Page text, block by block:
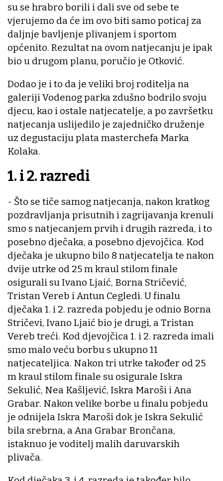
su se hrabro borili i dali sve od sebe te
vjerujemo da će im ovo biti samo poticaj za
daljnje bavljenje plivanjem i sportom
općenito. Rezultat na ovom natjecanju je ipak
bio u drugom planu, poručio je Otković.
Dodao je i to da je veliki broj roditelja na
galeriji Vodenog parka zdušno bodrilo svoju
djecu, kao i ostale natjecatelje, a po završetku
natjecanja uslijedilo je zajedničko druženje
uz degustaciju plata masterchefa Marka
Kolaka.
1. i 2. razredi
- Što se tiče samog natjecanja, nakon kratkog
pozdravljanja prisutnih i zagrijavanja krenuli
smo s natjecanjem prvih i drugih razreda, i to
posebno dječaka, a posebno djevojčica. Kod
dječaka je ukupno bilo 8 natjecatelja te nakon
dvije utrke od 25 m kraul stilom finale
osigurali su Ivano Ljaić, Borna Stričević,
Tristan Vereb i Antun Cegledi. U finalu
dječaka 1. i 2. razreda pobjedu je odnio Borna
Stričevi, Ivano Ljaić bio je drugi, a Tristan
Vereb treći. Kod djevojčica 1. i 2. razreda imali
smo malo veću borbu s ukupno 11
natjecateljica. Nakon tri utrke također od 25
m kraul stilom finale su osigurale Iskra
Sekulić, Nea Kašljević, Iskra Maroši i Ana
Grabar. Nakon velike borbe u finalu pobjedu
je odnijela Iskra Maroši dok je Iskra Sekulić
bila srebrna, a Ana Grabar Brončana,
istaknuo je voditelj malih daruvarskih
plivača.